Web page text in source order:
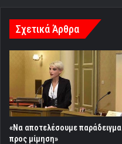
Σχετικά Άρθρα
«Να αποτελέσουμε παράδειγμα
προς μίμηση»